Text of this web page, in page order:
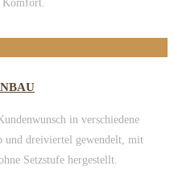
Komfort.
in verschiedene
und dreiviertel gewendelt, mit
Setzstufe hergestellt.